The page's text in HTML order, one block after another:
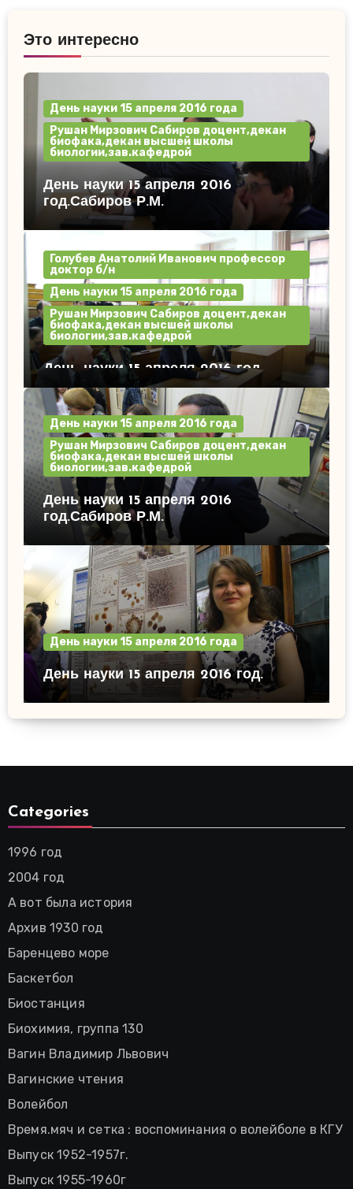
Это интересно
День науки 15 апреля 2016 года
Рушан Мирзович Сабиров доцент,декан
биофака,декан высшей школы
биологии,зав.кафедрой
День науки 15 апреля 2016
год.Сабиров Р.М.
Голубев Анатолий Иванович профессор
доктор б/н
День науки 15 апреля 2016 года
Рушан Мирзович Сабиров доцент,декан
биофака,декан высшей школы
биологии,зав.кафедрой
День науки 15 апреля 2016 год.
День науки 15 апреля 2016 года
Рушан Мирзович Сабиров доцент,декан
биофака,декан высшей школы
биологии,зав.кафедрой
День науки 15 апреля 2016
год.Сабиров Р.М.
День науки 15 апреля 2016 года
День науки 15 апреля 2016 год.
Categories
1996 год
2004 год
А вот была история
Архив 1930 год
Баренцево море
Баскетбол
Биостанция
Биохимия, группа 130
Вагин Владимир Львович
Вагинские чтения
Волейбол
Время.мяч и сетка : воспоминания о волейболе в КГУ
Выпуск 1952-1957г.
Выпуск 1955-1960г